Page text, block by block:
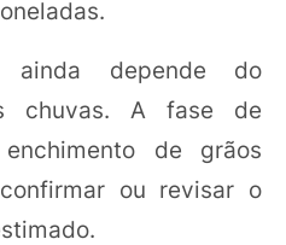
depende do
chuvas. A fase de
de grãos
ou revisar o